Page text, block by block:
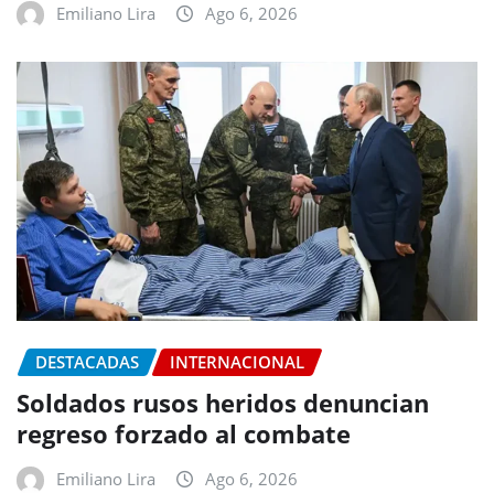
Emiliano Lira Ago 6, 2026
DESTACADAS INTERNACIONAL
Soldados rusos heridos denuncian
regreso forzado al combate
Emiliano Lira Ago 6, 2026